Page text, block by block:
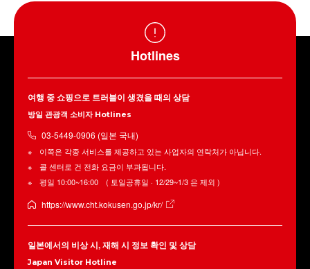
Hotlines
여행 중 쇼핑으로 트러블이 생겼을 때의 상담
방일 관광객 소비자 Hotlines
03-5449-0906 (일본 국내)
이쪽은 각종 서비스를 제공하고 있는 사업자의 연락처가 아닙니다.
콜 센터로 건 전화 요금이 부과됩니다.
평일 10:00~16:00 ( 토일공휴일 · 12/29~1/3 은 제외 )
https://www.cht.kokusen.go.jp/kr/
일본에서의 비상 시, 재해 시 정보 확인 및 상담
Japan Visitor Hotline